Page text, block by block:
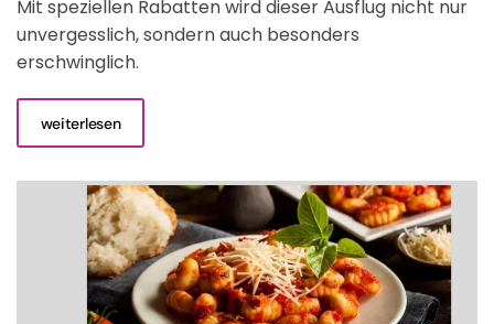
Mit speziellen Rabatten wird dieser Ausflug nicht nur
unvergesslich, sondern auch besonders
erschwinglich.
weiterlesen